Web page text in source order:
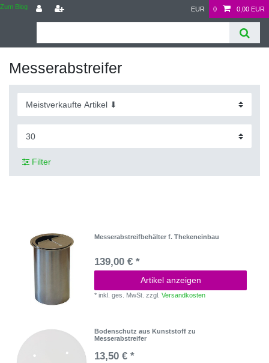
Zum Blog EUR 0 0,00 EUR
Messerabstreifer
Filter
Messerabstreifbehälter f. Thekeneinbau
139,00 € *
Artikel anzeigen
*inkl. ges. MwSt. zzgl.Versandkosten
Bodenschutz aus Kunststoff zu
Messerabstreifer
13,50 € *